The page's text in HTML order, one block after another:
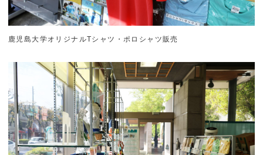
鹿児島大学オリジナルTシャツ・ポロシャツ販売